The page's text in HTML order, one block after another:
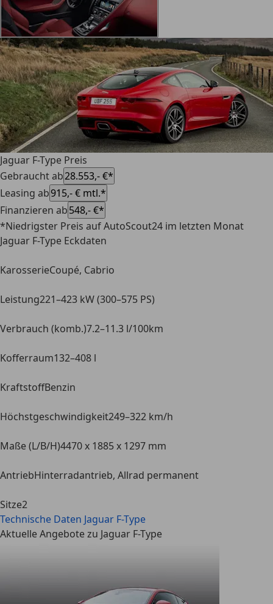
Jaguar F-Type Preis
Gebraucht ab28.553,- €*
Leasing ab915,- € mtl.*
Finanzieren ab548,- €*
*Niedrigster Preis auf AutoScout24 im letzten Monat
Jaguar F-Type Eckdaten
KarosserieCoupé, Cabrio
Leistung221–423 kW (300–575 PS)
Verbrauch (komb.)7.2–11.3 l/100km
Kofferraum132–408 l
KraftstoffBenzin
Höchstgeschwindigkeit249–322 km/h
Maße (L/B/H)4470 x 1885 x 1297 mm
AntriebHinterradantrieb, Allrad permanent
Sitze2
Technische Daten Jaguar F-Type
Aktuelle Angebote zu Jaguar F-Type